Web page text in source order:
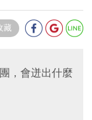
藏
，會迸出什麼